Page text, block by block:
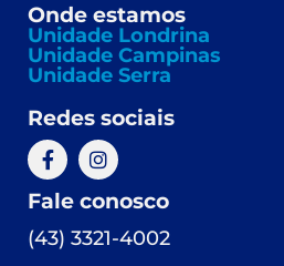
Onde estamos
Unidade Londrina
Unidade Campinas
Unidade Serra
Redes sociais
Fale conosco
(43) 3321-4002